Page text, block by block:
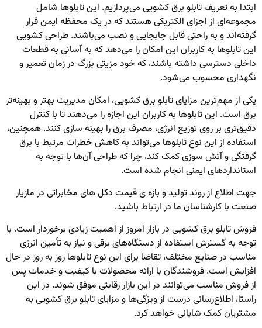
ابتدا به تعریف تابلو برق کشویی می‌پردازیم. این تابلوها شامل
مجموعه‌ای از اجزای الکتریکی هستند که در یک محفظه ایمن قرار
گرفته‌اند و به راحتی قابل جابجایی و نصب می‌باشند. طراحی کشویی
این تابلوها به کاربران این امکان را می‌دهد که به آسانی به قطعات
داخلی دسترسی داشته باشند، که خود مزیتی بزرگ در زمان تعمیر و
نگهداری محسوب می‌شود.
یکی از مهم‌ترین مزایای تابلو برق کشویی، امکان مدیریت بهتر و بهینه‌تر
برق است. این تابلوها به کاربران این اجازه را می‌دهند تا با کنترل
دقیق‌تری بر روی توزیع انرژی، مصرف برق را بهینه‌ سازی کنند. همچنین،
استفاده از این نوع تابلوها می‌تواند به کاهش خطرات مرتبط با برق
گرفتگی و آتش سوزی کمک کند، چرا که طراحی آن‌ها با توجه به
استانداردهای ایمنی انجام شده است.
جهت اطلاع از روند تولید و بازه ی قیمت دکل های مخابراتی در مازیار
صنعت با کارشناسان ما در ارتباط باشید.
فروش تابلو برق کشویی در بازار امروز از اهمیت زیادی برخوردار است. با
توجه به گسترش استفاده از دستگاه‌های برقی و نیاز به تأمین انرژی
مناسب در صنایع مختلف، تقاضا برای این نوع تابلوها روز به روز در حال
افزایش است. فروشندگان با ارائه محصولات با کیفیت و خدمات پس
از فروش مناسب می‌توانند در این بازار رقابتی موفق شوند. در این
راستا، اطلاع‌رسانی درست از ویژگی‌ها و مزایای تابلو برق کشویی به
مشتریان کمک شایانی خواهد کرد.